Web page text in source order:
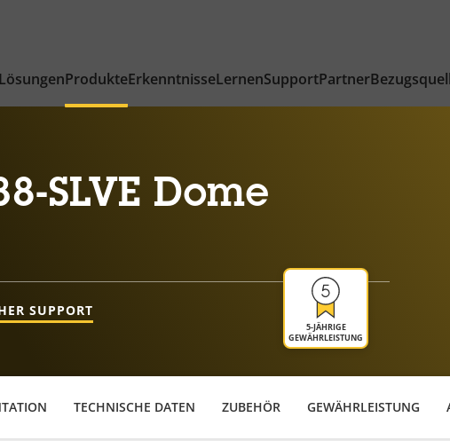
LösungenProdukteErkenntnisseLernenSupportPartner
SLVE Dome
5-JÄHRIGE
GEWÄHRLEISTUNG
SUPPORT
TECHNISCHE DATEN ZUBEHÖR GEWÄHRLEISTUNG